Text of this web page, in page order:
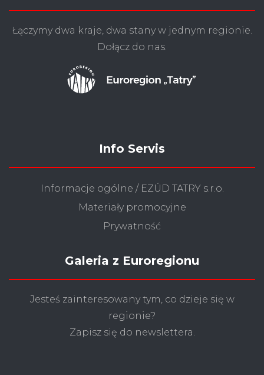
Łączymy dwa kraje, dwa stany w jednym regionie.
Dołącz do nas.
Info Servis
Informacje ogólne / EZÚD TATRY s.r.o.
Materiały promocyjne
Prywatność
Galeria z Euroregionu
Jesteś zainteresowany tym, co dzieje się w
regionie?
Zapisz się do newslettera.